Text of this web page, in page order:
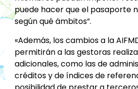
puede hacer que el pasaporte
según qué ámbitos”.
«Además, los cambios a la
permitirán a las gestoras
adicionales, como las de
créditos y de índices de